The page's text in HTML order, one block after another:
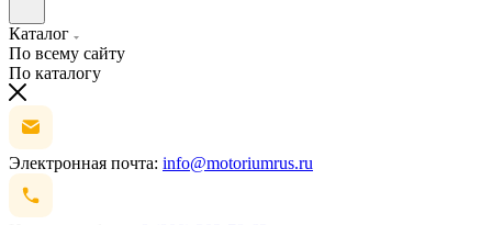
Каталог
По всему сайту
По каталогу
Электронная почта: info@motoriumrus.ru